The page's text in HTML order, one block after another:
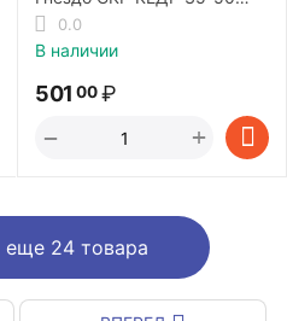
300А
0.0
В наличии
501 00 ₽
+
−
еще 24 товара